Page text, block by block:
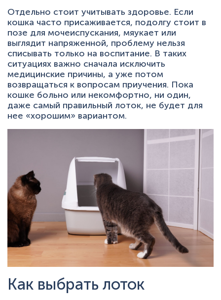
Отдельно стоит учитывать здоровье. Если
кошка часто присаживается, подолгу стоит в
позе для мочеиспускания, мяукает или
выглядит напряженной, проблему нельзя
списывать только на воспитание. В таких
ситуациях важно сначала исключить
медицинские причины, а уже потом
возвращаться к вопросам приучения. Пока
кошке больно или некомфортно, ни один,
даже самый правильный лоток, не будет для
нее «хорошим» вариантом.
Как выбрать лоток